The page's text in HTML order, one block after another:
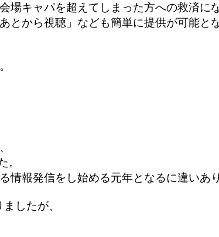
キャパを超えてしまった方への救済に
から視聴」なども簡単に提供が可能と
。
報発信をし始める元年となるに違いあ
したが、